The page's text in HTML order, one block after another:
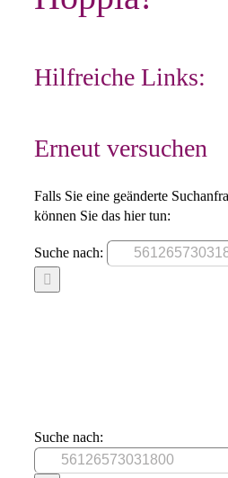
Hilfreiche Links:
Erneut versuchen
Falls Sie eine geänderte
können Sie das hier tun:
Suche nach:
Suche nach: